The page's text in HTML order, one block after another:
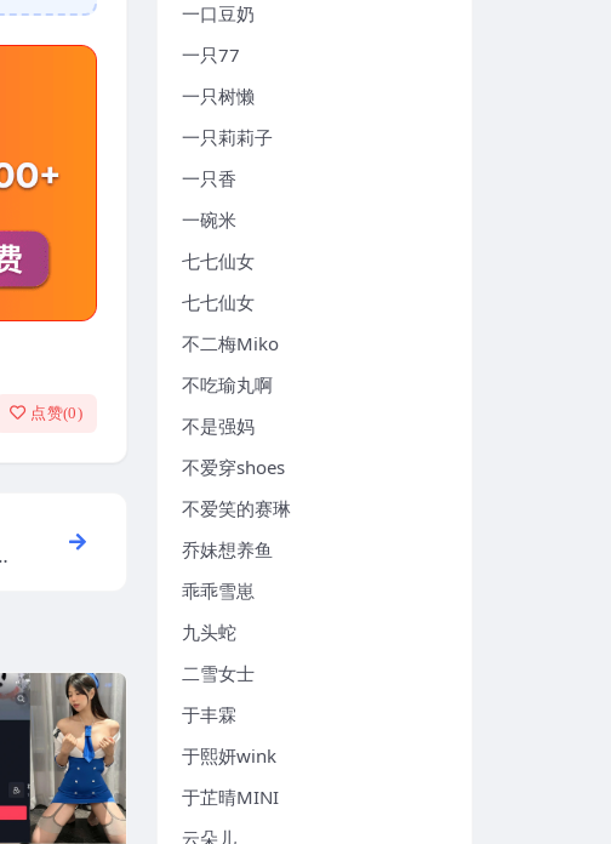
点赞(0)
一口豆奶
一只77
一只树懒
一只莉莉子
一只香
一碗米
七七仙女
七七仙女
不二梅Miko
不吃瑜丸啊
不是强妈
不爱穿shoes
不爱笑的赛琳
乔妹想养鱼
乖乖雪崽
九头蛇
二雪女士
于丰霖
于熙妍wink
于芷晴MINI
云朵儿